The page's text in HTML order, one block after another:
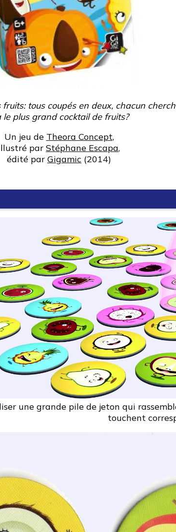
fruits: tous coupés en deux, chacun
le plus grand cocktail de fruits?
Un jeu de Theora Concept,
par Stéphane Escapa,
édité par Gigamic (2014)
une grande pile de jeton qui
touchent